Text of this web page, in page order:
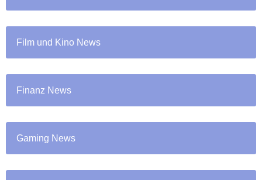
Film und Kino News
Finanz News
Gaming News